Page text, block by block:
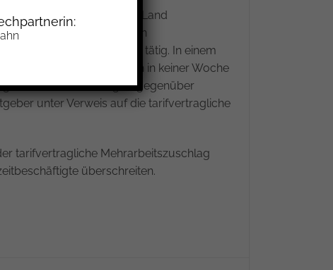
im Einzelhandel im Land
der tarifvertraglichen
Teilzeitkraft im Verkauf tätig. In einem
Arbeitsstunden, jedoch in keiner Woche
als Teilzeitbeschäftigter gegenüber
unter Verweis auf die tarifvertragliche
tarifvertragliche Mehrarbeitszuschlag
überschreiten.